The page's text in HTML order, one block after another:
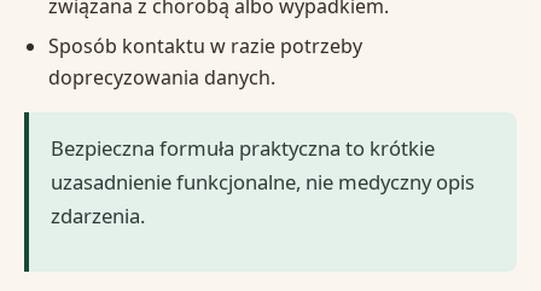
związana z chorobą albo wypadkiem.
Sposób kontaktu w razie potrzeby
doprecyzowania danych.
Bezpieczna formuła praktyczna to krótkie
uzasadnienie funkcjonalne, nie medyczny opis
zdarzenia.